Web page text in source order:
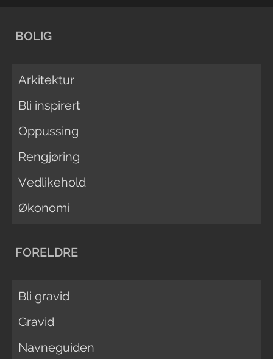
BOLIG
Arkitektur
Bli inspirert
Oppussing
Rengjøring
Vedlikehold
Økonomi
FORELDRE
Bli gravid
Gravid
Navneguiden